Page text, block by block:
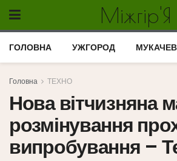
Міжгір'Я
ГОЛОВНА УЖГОРОД
Головна ТЕХНО
Нова вітчизняна
розмінування
випробування –